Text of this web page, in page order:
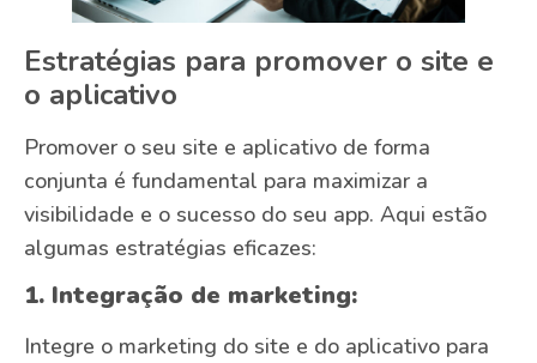
Estratégias para promover o site e
o aplicativo
Promover o seu site e aplicativo de forma
conjunta é fundamental para maximizar a
visibilidade e o sucesso do seu app. Aqui estão
algumas estratégias eficazes:
1. Integração de marketing:
Integre o marketing do site e do aplicativo para